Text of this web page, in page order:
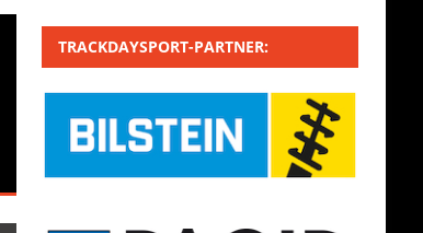
TRACKDAYSPORT-PARTNER: